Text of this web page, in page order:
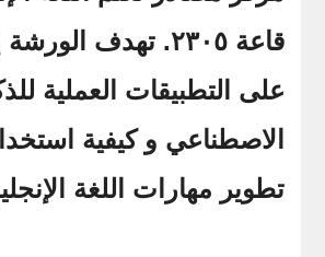
قاعة ٢٣٠٥. تهدف
على التطبيقات العملية
الاصطناعي و كيفية
تطوير مهارات اللغة